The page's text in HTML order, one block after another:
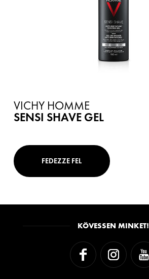
VICHY HOMME
SENSI SHAVE GEL
FEDEZZE FEL
KÖVESSEN MINKET!